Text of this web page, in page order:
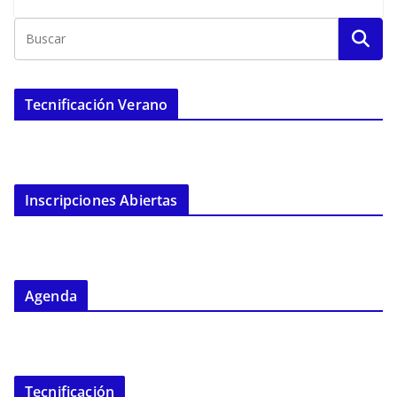
Tecnificación Verano
Inscripciones Abiertas
Agenda
Tecnificación